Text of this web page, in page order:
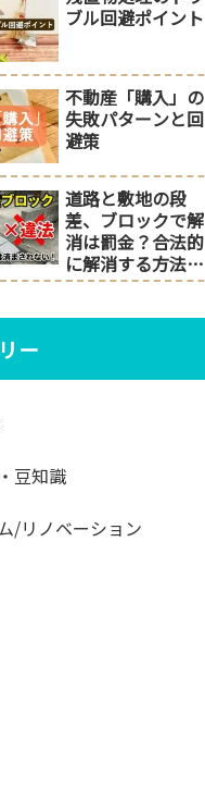
ブル回避ポイント
不動産「購入」の
失敗パターンと回
避策
道路と敷地の段
差、ブロックで解
消は罰金？合法的
に解消する方法と
は
ー
豆知識
/リノベーション